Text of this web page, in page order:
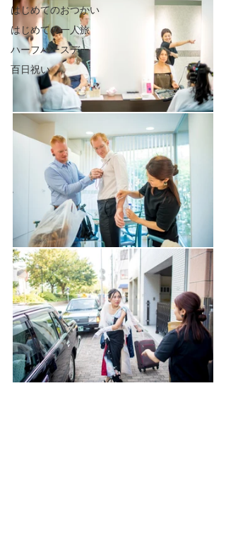
はじめてのおつかい
はじめての一人旅
ハーフバースデー
百日祝い